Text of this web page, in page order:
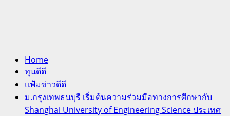
Home
ทุนดีดี
แฟ้มข่าวดีดี
ม.กรุงเทพธนบุรี เริ่มต้นความร่วมมือทางการศึกษากับ
Shanghai University of Engineering Science ประเทศ